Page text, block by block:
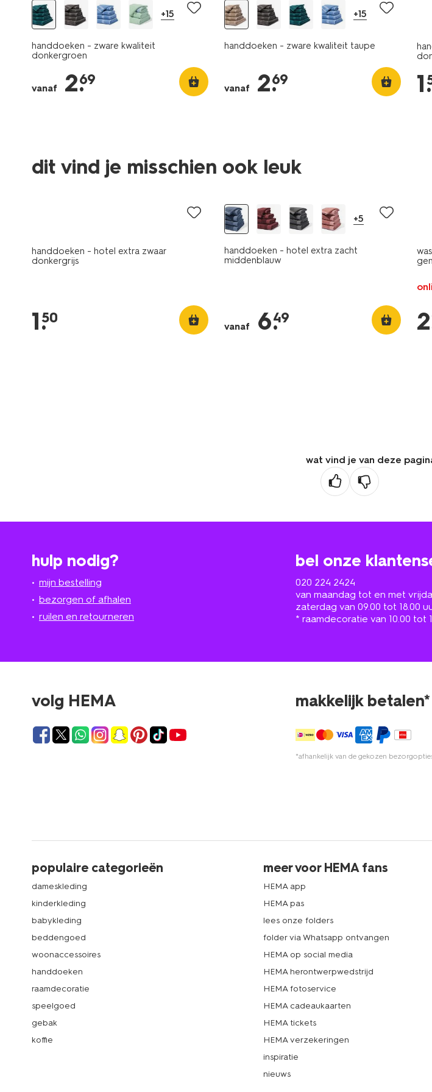
+15
handdoeken - zware kwaliteit
donkergroen
vanaf 2.
69
+15
handdoeken - zware kwaliteit taupe
vanaf 2.
69 1.
dit vind je misschien ook leuk
handdoeken - hotel extra zwaar
donkergrijs
1.
50
+5
handdoeken - hotel extra zacht
middenblauw
vanaf 6.
49 2
wat vind je van deze
hulp nodig?
mijn bestelling
bezorgen of afhalen
ruilen en retourneren
bel onze
020 224 2424
van maandag tot en met
zaterdag van 09.00 tot 18.00
* raamdecoratie van 10.00 tot
volg HEMA makkelijk betalen*
*afhankelijk van de gekozen
populaire categorieën
dameskleding
kinderkleding
babykleding
beddengoed
woonaccessoires
handdoeken
raamdecoratie
speelgoed
gebak
koffie
meer voor HEMA fans
HEMA app
HEMA pas
lees onze folders
folder via Whatsapp ontvangen
HEMA op social media
HEMA herontwerpwedstrijd
HEMA fotoservice
HEMA cadeaukaarten
HEMA tickets
HEMA verzekeringen
inspiratie
nieuws